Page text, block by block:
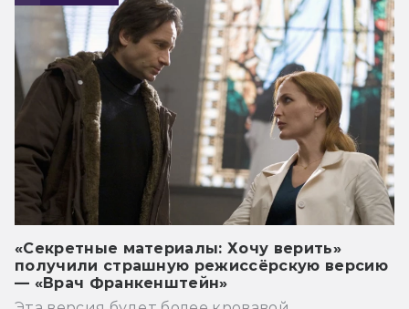
«Секретные материалы: Хочу верить»
получили страшную режиссёрскую версию
— «Врач Франкенштейн»